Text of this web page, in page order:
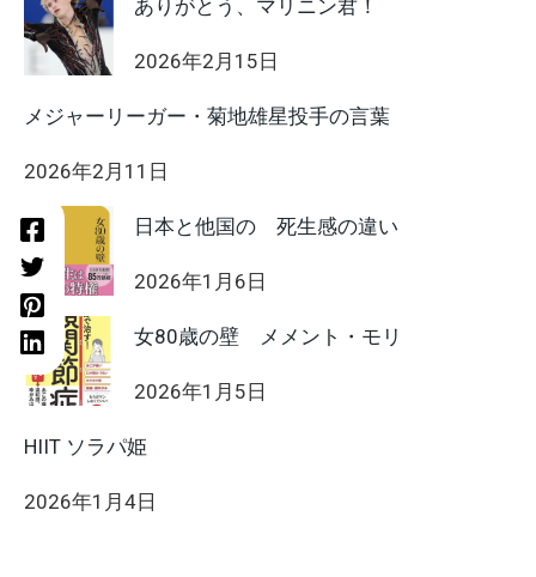
ありがとう、マリニン君！
2026年2月15日
メジャーリーガー・菊地雄星投手の言葉
2026年2月11日
日本と他国の 死生感の違い
2026年1月6日
女80歳の壁 メメント・モリ
2026年1月5日
HIIT ソラパ姫
2026年1月4日